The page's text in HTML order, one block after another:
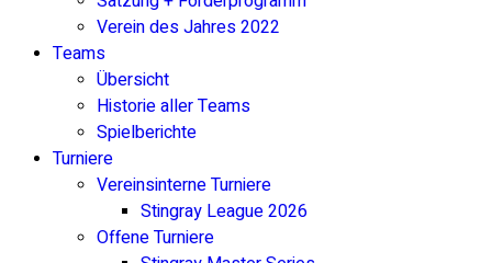
Verein des Jahres 2022
Teams
Übersicht
Historie aller Teams
Spielberichte
Turniere
Vereinsinterne Turniere
Stingray League 2026
Offene Turniere